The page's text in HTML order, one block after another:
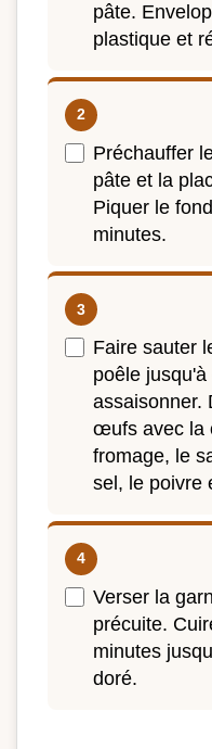
pâte.
plastique et
Préchauffer
pâte et la
Piquer le
minutes.
Faire sauter
poêle
assaisonner.
œufs avec la
fromage, le
sel, le poivre
Verser la
précuite.
minutes
doré.